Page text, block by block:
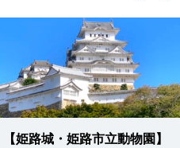
【姫路城・姫路市立動物園】